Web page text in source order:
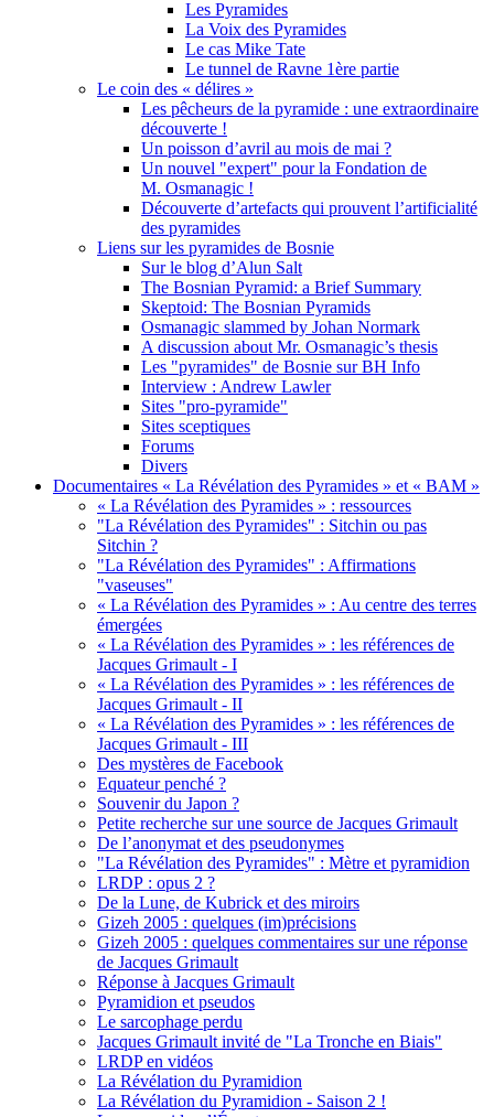
Les Pyramides
La Voix des Pyramides
Le cas Mike Tate
Le tunnel de Ravne 1ère partie
Le coin des « délires »
Les pêcheurs de la pyramide : une extraordinaire
découverte !
Un poisson d’avril au mois de mai ?
Un nouvel "expert" pour la Fondation de
M. Osmanagic !
Découverte d’artefacts qui prouvent l’artificialité
des pyramides
Liens sur les pyramides de Bosnie
Sur le blog d’Alun Salt
The Bosnian Pyramid: a Brief Summary
Skeptoid: The Bosnian Pyramids
Osmanagic slammed by Johan Normark
A discussion about Mr. Osmanagic’s thesis
Les "pyramides" de Bosnie sur BH Info
Interview : Andrew Lawler
Sites "pro-pyramide"
Sites sceptiques
Forums
Divers
Documentaires « La Révélation des Pyramides » et « BAM »
« La Révélation des Pyramides » : ressources
"La Révélation des Pyramides" : Sitchin ou pas
Sitchin ?
"La Révélation des Pyramides" : Affirmations
"vaseuses"
« La Révélation des Pyramides » : Au centre des terres
émergées
« La Révélation des Pyramides » : les références de
Jacques Grimault - I
« La Révélation des Pyramides » : les références de
Jacques Grimault - II
« La Révélation des Pyramides » : les références de
Jacques Grimault - III
Des mystères de Facebook
Equateur penché ?
Souvenir du Japon ?
Petite recherche sur une source de Jacques Grimault
De l’anonymat et des pseudonymes
"La Révélation des Pyramides" : Mètre et pyramidion
LRDP : opus 2 ?
De la Lune, de Kubrick et des miroirs
Gizeh 2005 : quelques (im)précisions
Gizeh 2005 : quelques commentaires sur une réponse
de Jacques Grimault
Réponse à Jacques Grimault
Pyramidion et pseudos
Le sarcophage perdu
Jacques Grimault invité de "La Tronche en Biais"
LRDP en vidéos
La Révélation du Pyramidion
La Révélation du Pyramidion - Saison 2 !